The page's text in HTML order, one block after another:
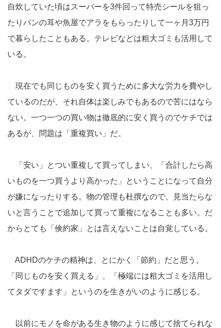
自炊していた頃はスーパーを3件回って特売シールを狙っ
たりパンの耳や魚屋でアラをもらったりして一ヶ月3万円
で暮らしたこともある。テレビなどは粗大ゴミも活用して
いる。
現在でも同じものを安く買うために多大な労力を費やし
ているのだが、それ自体は楽しみでもあるので苦にはなら
ない。一つ一つの買い物は徹底的に安く買うのでケチでは
あるが、問題は「重複買い」だ。
「安い」とつい重複して買ってしまい、「合計したら高
いものを一つ買うより高かった」ということになって自分
が嫌になったりする。物の管理も杜撰なので、見当たらな
いと言うことで追加して買って重複になることも多い。だ
からとても「倹約家」とは言えないことは自覚している。
ADHDのケチの精神は、とにかく「節約」だと思う。
「同じものを安く買える」、「極端には粗大ゴミを活用し
てタダですます」というのを生きがいのように感じる。
以前にモノを命がある生き物のように感じて捨てられな